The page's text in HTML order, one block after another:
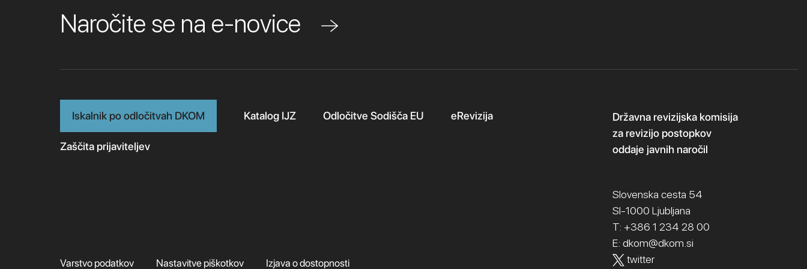
Naročite se na e-novice
Iskalnik po odločitvah DKOM Katalog IJZ Odločitve Sodišča EU eRevizija
Zaščita prijaviteljev
Državna revizijska komisija
za revizijo postopkov
oddaje javnih naročil
Slovenska cesta 54
SI-1000 Ljubljana
T: +386 1 234 28 00
E: dkom@dkom.si
twitter
Varstvo podatkov Nastavitve piškotkov Izjava o dostopnosti